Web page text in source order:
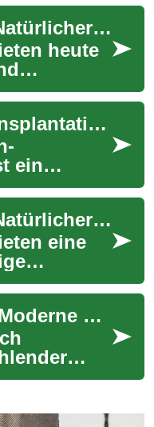
Zahnimplantate: Natürlicher Ersatz bei Zahnverlust
heute
zu
oder
Augenbrauen-Transplantation: Der ultimative Leitfaden für natürlich volle Brauen
ein
mit
Zahnimplantate: Natürlicher Ersatz bei fehlenden Zähnen
eine
und
künstlich...
Hautverjüngung: Moderne Methoden für strahlende Schönheit
Zeit